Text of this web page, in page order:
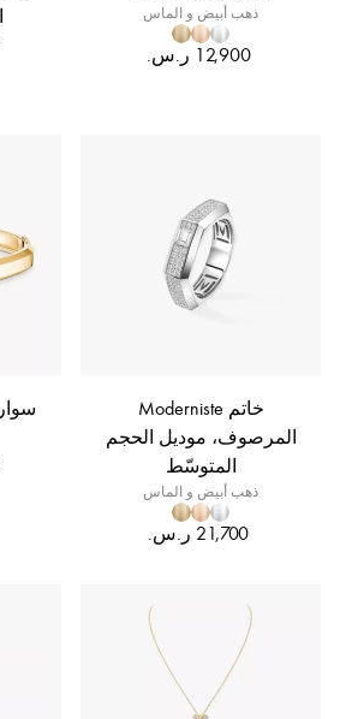
ذهب أبيض و الماس
‏12,900 ر.س.‏
خاتم Moderniste
المرصوف، موديل الحجم
المتوسّط
ذهب أبيض و الماس